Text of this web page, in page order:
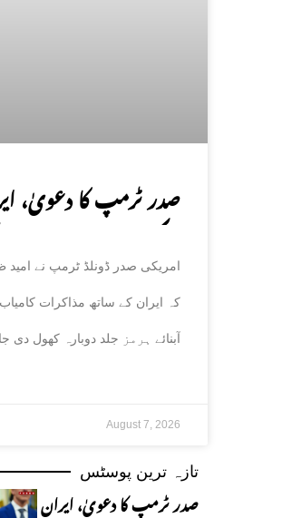
صدر ٹرمپ کا دعویٰ،
آبنائے ہرمز جلد کھل
امریکی صدر ڈونلڈ ٹرمپ نے
کہ ایران کے ساتھ مذاکرات
آبنائے ہرمز جلد دوبارہ کھول دی
August 7, 2026
تازہ ترین پوسٹس
صدر ٹرمپ کا دعویٰ، ایران